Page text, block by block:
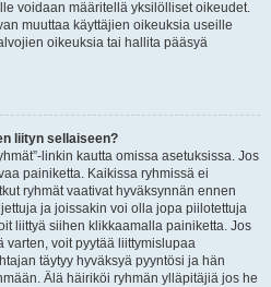
voidaan määritellä yksilölliset oikeudet.
muuttaa käyttäjien oikeuksia useille
oikeuksia tai hallita pääsyä
liityn sellaiseen?
linkin kautta omissa asetuksissa. Jos
painiketta. Kaikissa ryhmissä ei
ryhmät vaativat hyväksynnän ennen
ja joissakin voi olla jopa piilotettuja
liittyä siihen klikkaamalla painiketta. Jos
varten, voit pyytää liittymislupaa
täytyy hyväksyä pyyntösi ja hän
Älä häiriköi ryhmän ylläpitäjiä jos he